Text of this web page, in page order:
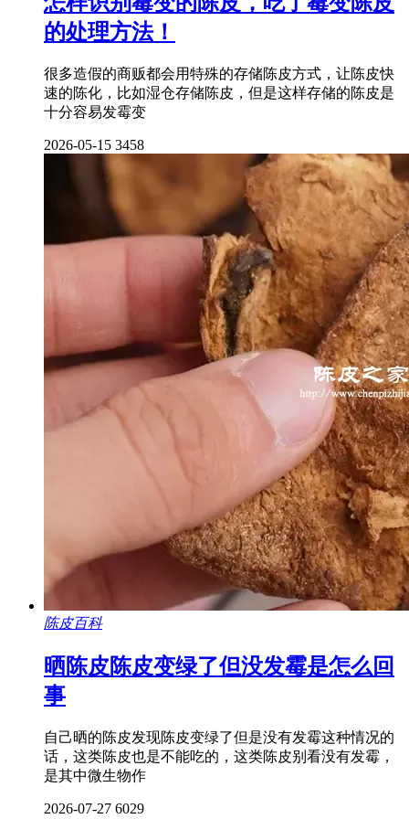
的处理方法！
很多造假的商贩都会用特殊的存储陈皮方式，让陈皮快
速的陈化，比如湿仓存储陈皮，但是这样存储的陈皮是
十分容易发霉变
2026-05-15 3458
陈皮百科
晒陈皮陈皮变绿了但没发霉是怎么回
事
自己晒的陈皮发现陈皮变绿了但是没有发霉这种情况的
话，这类陈皮也是不能吃的，这类陈皮别看没有发霉，
是其中微生物作
2026-07-27 6029